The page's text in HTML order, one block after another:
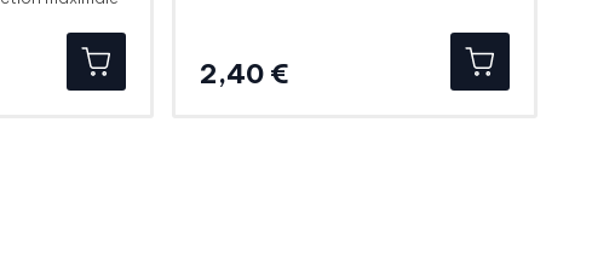
2,40 €Prix